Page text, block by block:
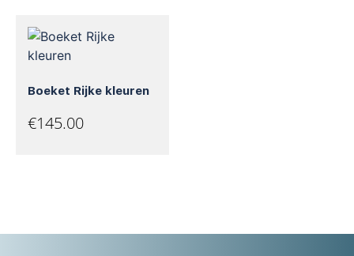
Boeket Rijke kleuren
€145.00